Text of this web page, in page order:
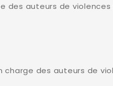
des auteurs de violences
charge des auteurs de